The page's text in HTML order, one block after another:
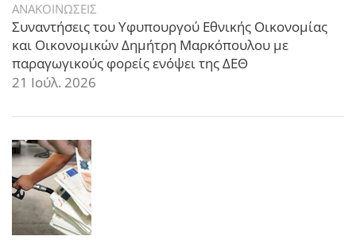
ΑΝΑΚΟΙΝΩΣΕΙΣ
Συναντήσεις του Υφυπουργού Εθνικής Οικονομίας
και Οικονομικών Δημήτρη Μαρκόπουλου με
παραγωγικούς φορείς ενόψει της ΔΕΘ
21 Ιούλ. 2026